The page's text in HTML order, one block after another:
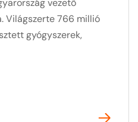
Világszerte 766 millió
gyógyszerek,